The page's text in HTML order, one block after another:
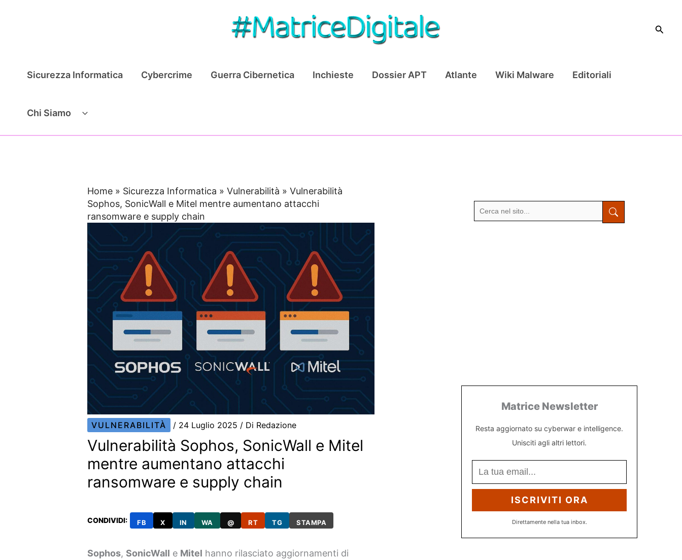
Cerca
Sicurezza Informatica Cybercrime Guerra Cibernetica Inchieste Dossier APT Atlante Wiki Malware Editoriali
Chi Siamo
Home » Sicurezza Informatica »Vulnerabilità »Vulnerabilità
Sophos, SonicWall e Mitel mentre aumentano attacchi
ransomware e supply chain
VULNERABILITÀ / 24 Luglio 2025 / Di Redazione
Vulnerabilità Sophos, SonicWall e Mitel
mentre aumentano attacchi
ransomware e supply chain
CONDIVIDI: FB X IN WA @ RT TG STAMPA
Sophos, SonicWall e Mitel hanno rilasciato aggiornamenti di
Matrice Newsletter
Resta aggiornato su cyberwar e intelligence.
Unisciti agli altri lettori.
ISCRIVITI ORA
Direttamente nella tua inbox.